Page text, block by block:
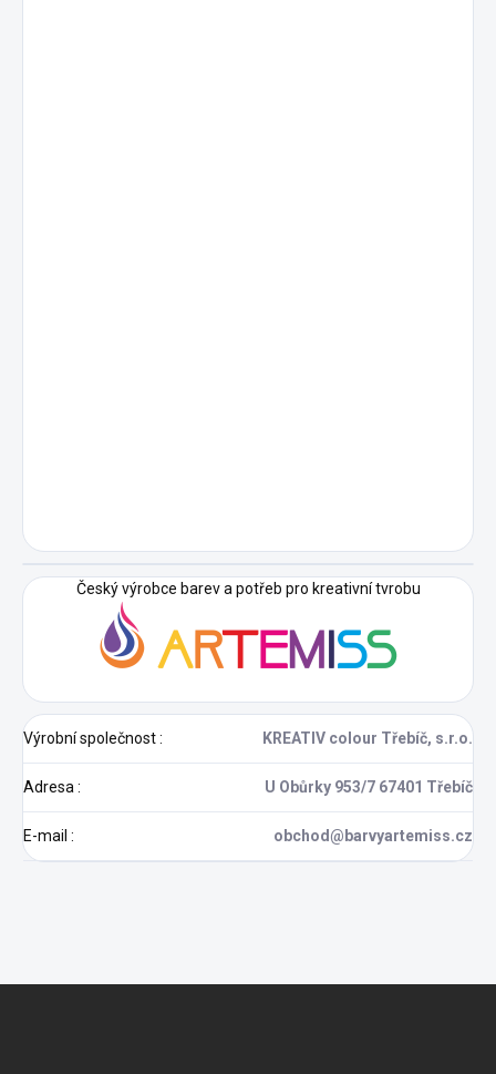
Český výrobce barev a potřeb pro kreativní tvrobu
Výrobní společnost: KREATIV colour Třebíč, s.r.o.
Adresa : U Obůrky 953/7 67401 Třebíč
E-mail : obchod@barvyartemiss.cz